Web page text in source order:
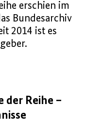
erschien im
Bundesarchiv
2014 ist es
der Reihe –